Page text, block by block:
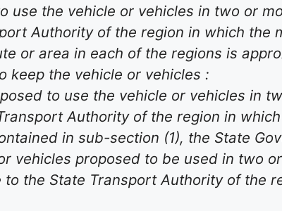
use the vehicle or vehicles in two or
Authority of the region in which
or area in each of the regions is
keep the vehicle or vehicles :
to use the vehicle or vehicles in
Authority of the region in
in sub-section (1), the State
vehicles proposed to be used in two
the State Transport Authority of the